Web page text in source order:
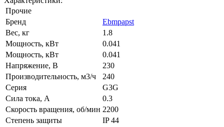
Прочие
Бренд
Ebmpapst
Вес, кг
1.8
Мощность, кВт
0.041
Мощность, кВт
0.041
Напряжение, В
230
Производительность, м3/ч
240
Серия
G3G
Сила тока, А
0.3
Скорость вращения, об/мин 2200
Степень защиты
IP 44